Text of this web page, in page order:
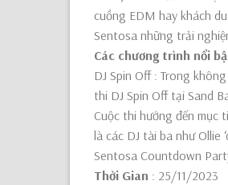
cuồng EDM hay khách
Sentosa những trải
Các chương trình nổi
DJ Spin Off : Trong
thi DJ Spin Off tại Sand
Cuộc thi hướng đến mục
là các DJ tài ba như Ollie
Sentosa Countdown
Thời Gian : 25/11/2023